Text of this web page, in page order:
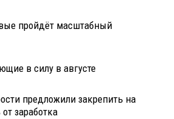
пройдёт масштабный
в силу в августе
предложили закрепить на
заработка